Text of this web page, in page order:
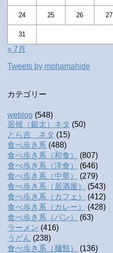
24 25 26 27
31
« 7月
Tweets by mohamahide
カテゴリー
weblog (548)
居候（銀太）ネタ (50)
とら吉 ネタ (15)
食べ歩き系 (488)
食べ歩き系（和食）
(807)
食べ歩き系（洋食）
(646)
食べ歩き系（中華）
(279)
食べ歩き系（居酒屋）
(543)
食べ歩き系（カフェ）
(412)
食べ歩き系（カレー）
(428)
食べ歩き系（パン）
(63)
ラーメン (416)
うどん (238)
食べ歩き系（麺類）
(136)